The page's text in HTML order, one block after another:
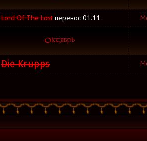
Lord Of The Lost перенос 01.11
Die Krupps